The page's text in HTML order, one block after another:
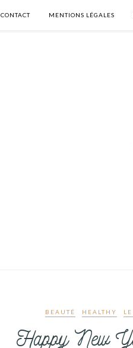
CONTACT MENTIONS LÉGALES
BEAUTÉ HEALTHY
Happy New